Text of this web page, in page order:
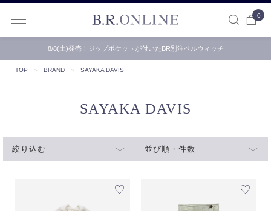
0
8/8(土)発売！ジップポケットが付いたBR別注ベルウィッチ
TOP ＞ BRAND ＞ SAYAKA DAVIS
SAYAKA DAVIS
絞り込む 並び順・件数